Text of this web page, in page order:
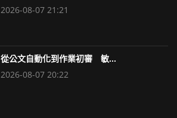
2026-08-07 21:21
從公文自動化到作業初審 敏...
2026-08-07 20:22